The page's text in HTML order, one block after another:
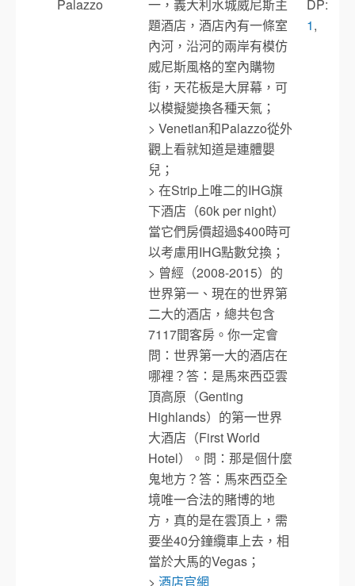
Palazzo
一，義大利水城威尼斯主
題酒店，酒店內有一條室
內河，沿河的兩岸有模仿
威尼斯風格的室內購物
街，天花板是大屏幕，可
以模擬變換各種天氣；
> Venetian和Palazzo從外
觀上看就知道是連體嬰
兒；
> 在Strip上唯二的IHG旗
下酒店（60k per night）
當它們房價超過$400時可
以考慮用IHG點數兌換；
> 曾經（2008-2015）的
世界第一、現在的世界第
二大的酒店，總共包含
7117間客房。你一定會
問：世界第一大的酒店在
哪裡？答：是馬來西亞雲
頂高原（Genting
Highlands）的第一世界
大酒店（First World
Hotel）。問：那是個什麼
鬼地方？答：馬來西亞全
境唯一合法的賭博的地
方，真的是在雲頂上，需
要坐40分鐘纜車上去，相
當於大馬的Vegas；
> 酒店官網
DP:
1,